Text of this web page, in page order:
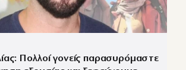
Πολλοί γονείς παρασυρόμαστε